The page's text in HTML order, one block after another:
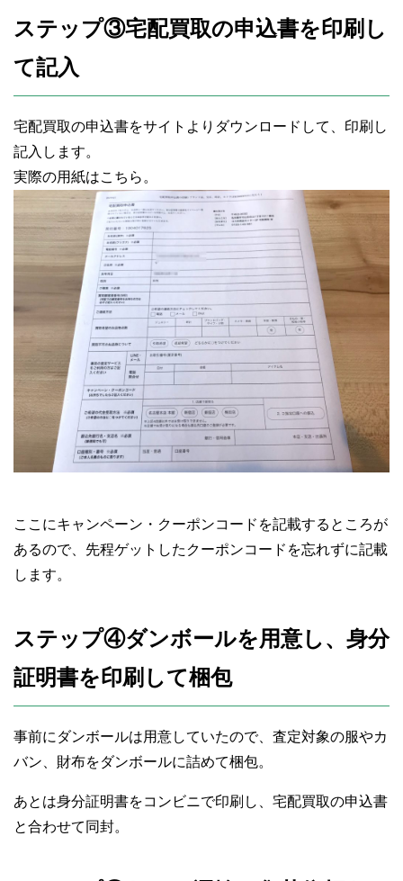
ステップ③宅配買取の申込書を印刷し
て記入
宅配買取の申込書をサイトよりダウンロードして、印刷し
記入します。
実際の用紙はこちら。
ここにキャンペーン・クーポンコードを記載するところが
あるので、先程ゲットしたクーポンコードを忘れずに記載
します。
ステップ④ダンボールを用意し、身分
証明書を印刷して梱包
事前にダンボールは用意していたので、査定対象の服やカ
バン、財布をダンボールに詰めて梱包。
あとは身分証明書をコンビニで印刷し、宅配買取の申込書
と合わせて同封。